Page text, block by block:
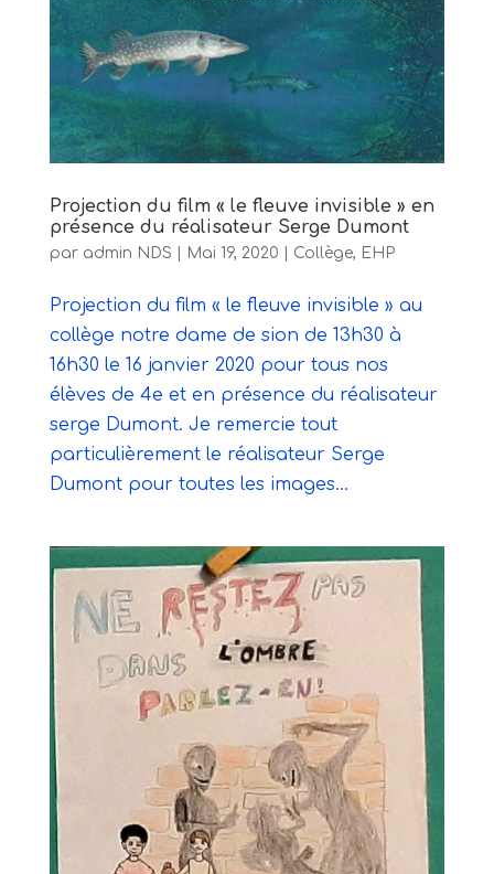
Projection du film « le fleuve invisible » en
présence du réalisateur Serge Dumont
par admin NDS Mai 19, 2020 Collège, EHP
Projection du film « le fleuve invisible » au
collège notre dame de sion de 13h30 à
16h30 le 16 janvier 2020 pour tous nos
élèves de 4e et en présence du réalisateur
serge Dumont. Je remercie tout
particulièrement le réalisateur Serge
Dumont pour toutes les images...